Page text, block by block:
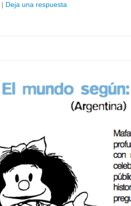
| Deja una respuesta